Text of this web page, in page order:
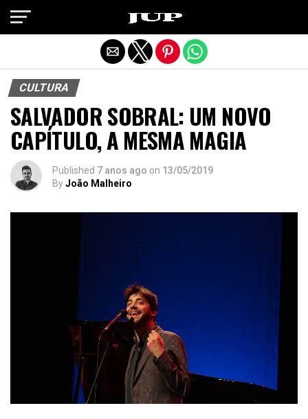
CULTURA
SALVADOR SOBRAL: UM NOVO
CAPÍTULO, A MESMA MAGIA
Published 7 anos ago on 13/05/2019
ByJoão Malheiro
Exit mobile version